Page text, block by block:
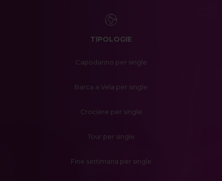
TIPOLOGIE
Capodanno per single
Barca a Vela per single
Crociere per single
Tour per single
Fine settimana per single